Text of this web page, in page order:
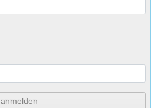
anmelden